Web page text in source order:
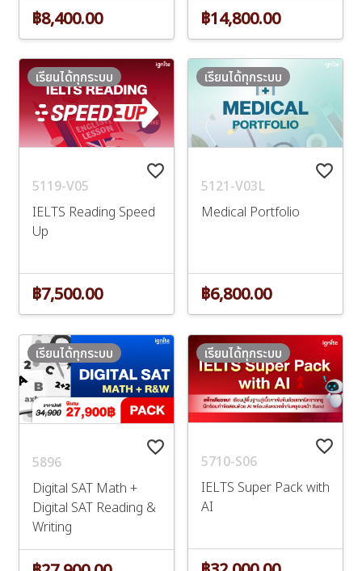
฿8,400.00 ฿14,800.00
favorite_border
5119-V05
IELTS Reading Speed
Up
เรียนได้ทุกระบบ
฿7,500.00
favorite_border
5121-V03L
Medical Portfolio
เรียนได้ทุกระบบ
฿6,800.00
favorite_border
5896
Digital SAT Math +
Digital SAT Reading &
Writing
เรียนได้ทุกระบบ
favorite_border
5710-S06
IELTS Super Pack with
AI
เรียนได้ทุกระบบ